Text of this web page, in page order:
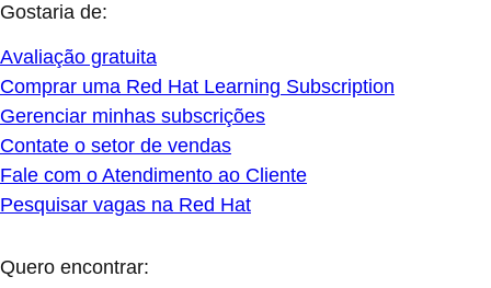
Gostaria de:
Avaliação gratuita
Comprar uma Red Hat Learning Subscription
Gerenciar minhas subscrições
Contate o setor de vendas
Fale com o Atendimento ao Cliente
Pesquisar vagas na Red Hat
Quero encontrar: